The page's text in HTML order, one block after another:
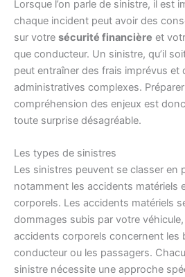
Lorsque l’on parle de sinistre, il est
chaque incident peut avoir des
sur votre sécurité financière et
que conducteur. Un sinistre, qu’il
peut entraîner des frais imprévus et
administratives complexes. Préparer
compréhension des enjeux est
toute surprise désagréable.
Les types de sinistres
Les sinistres peuvent se classer en
notamment les accidents matériels
corporels. Les accidents matériels
dommages subis par votre
accidents corporels concernent les
conducteur ou les passagers.
sinistre nécessite une approche